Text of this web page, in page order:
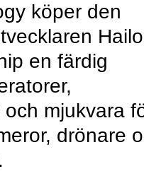
köper den
en färdig
mjukvara
drönare